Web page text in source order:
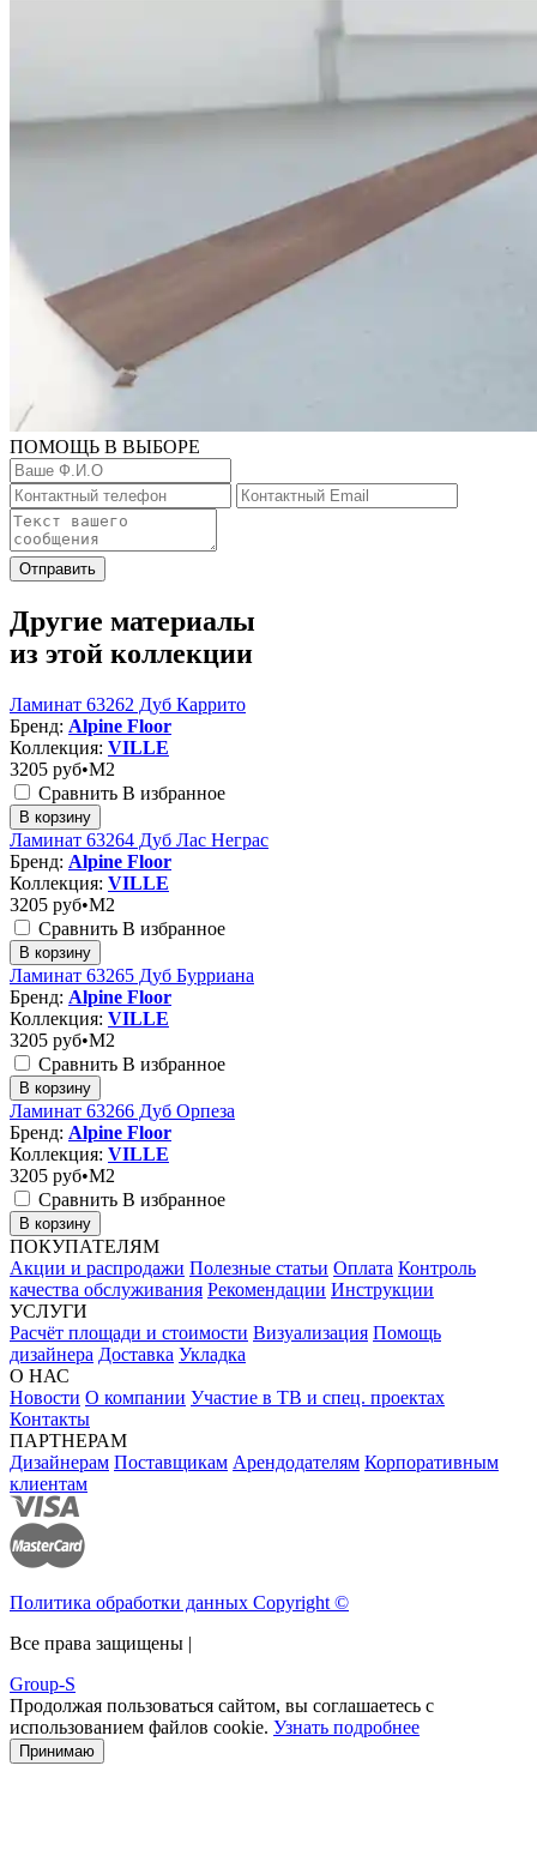
ПОМОЩЬ В ВЫБОРЕ
Отправить
Другие материалы
из этой коллекции
Ламинат 63262 Дуб Каррито
Бренд: Alpine Floor
Коллекция: VILLE
3205 руб•M2
Сравнить В избранное
В корзину
Ламинат 63264 Дуб Лас Неграс
Бренд: Alpine Floor
Коллекция: VILLE
3205 руб•M2
Сравнить В избранное
В корзину
Ламинат 63265 Дуб Бурриана
Бренд: Alpine Floor
Коллекция: VILLE
3205 руб•M2
Сравнить В избранное
В корзину
Ламинат 63266 Дуб Орпеза
Бренд: Alpine Floor
Коллекция: VILLE
3205 руб•M2
Сравнить В избранное
В корзину
ПОКУПАТЕЛЯМ
Акции и распродажи Полезные статьи Оплата Контроль
качества обслуживания Рекомендации Инструкции
УСЛУГИ
Расчёт площади и стоимости Визуализация Помощь
дизайнера Доставка Укладка
О НАС
Новости О компании Участие в ТВ и спец. проектах
Контакты
ПАРТНЕРАМ
Дизайнерам Поставщикам Арендодателям Корпоративным
клиентам
Политика обработки данных Copyright ©
Все права защищены |
Group-S
Продолжая пользоваться сайтом, вы соглашаетесь с
использованием файлов cookie. Узнать подробнее
Принимаю